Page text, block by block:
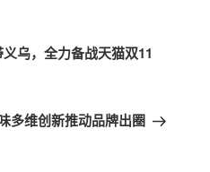
乌，全力备战天猫双11
多维创新推动品牌出圈